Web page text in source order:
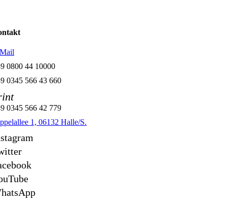
0800 44 10000
0345 566 43 660
0345 566 42 779
1, 06132 Halle/S.